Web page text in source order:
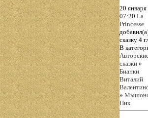
20
07:20 La
Princesse
сказку 4
В
сказки »
Бианки
Виталий
»
Пик